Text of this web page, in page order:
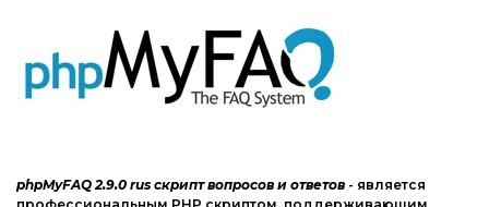
Wordpress
Другие CMS
phpMyFAQ 2.9.0 rus скрипт вопросов и ответов - является
Другие CMS
Web-Мастеру